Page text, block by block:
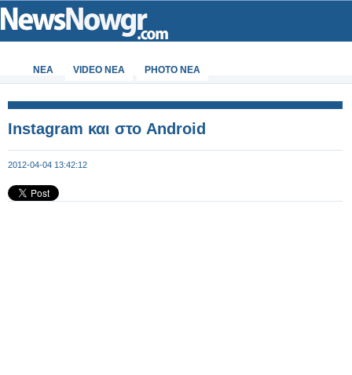
ΝΕΑ VIDEO NEA PHOTO NEA
Instagram και στο Android
2012-04-04 13:42:12